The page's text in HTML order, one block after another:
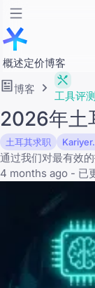
概述定价博客
博客
工具评测
2026年土
土耳其求职
通过我们对最有效
4 months ago - 已